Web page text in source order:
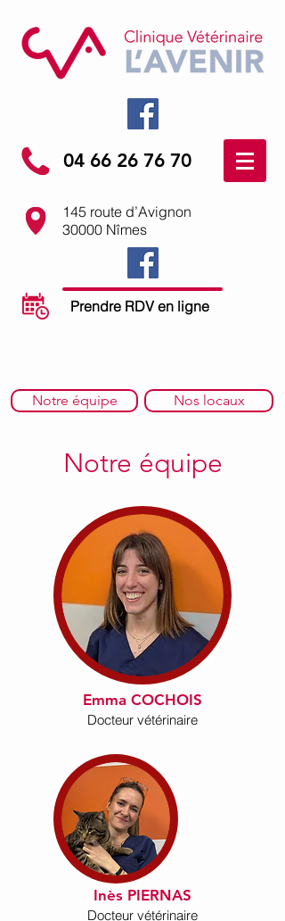
04 66 26 76 70
145 route d’Avignon
30000 Nîmes
Prendre RDV en ligne
Notre équipe Nos locaux
Notre équipe
Emma COCHOIS
​Docteur vétérinaire
Inès PIERNAS
Docteur vétérinaire